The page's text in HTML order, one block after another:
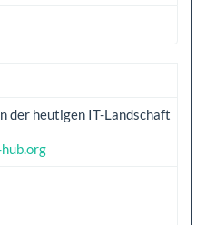
der heutigen IT-Landschaft